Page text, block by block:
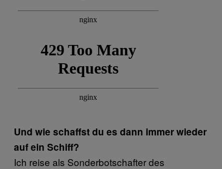
Und wie schaffst du es dann immer wieder
auf ein Schiff?
Ich reise als Sonderbotschafter des